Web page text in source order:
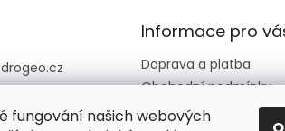
fungování našich webových
drogeo.cz
058 258 (v
Informace pro
Doprava a platba
Obchodní podmínky
Kontakty